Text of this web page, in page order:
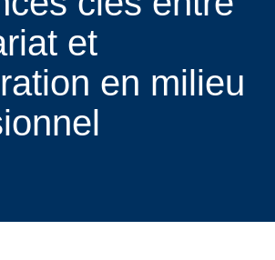
et
en milieu